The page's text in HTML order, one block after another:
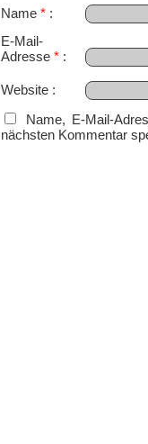
Name *
E-Mail-
Adresse *
Website
Name, E-Mail-
nächsten Kommentar